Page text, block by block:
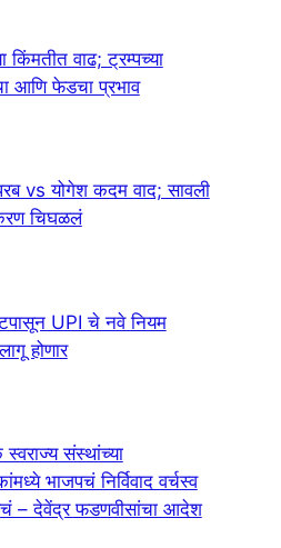
किंमतीत वाढ; ट्रम्पच्या
आणि फेडचा प्रभाव
vs योगेश कदम वाद; सावली
चिघळलं
UPI चे नवे नियम
होणार
संस्थांच्या
भाजपचं निर्विवाद वर्चस्व
– देवेंद्र फडणवीसांचा आदेश